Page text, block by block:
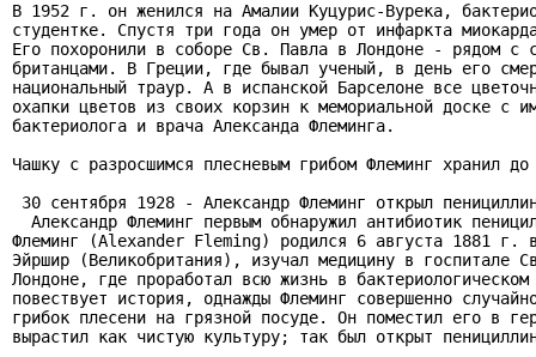
В 1952 г. он женился на Амалии Куцурис-Вурека,
студентке. Спустя три года он умер от инфаркта
Его похоронили в соборе Св. Павла в Лондоне - рядом с
британцами. В Греции, где бывал ученый, в день его
национальный траур. А в испанской Барселоне все
охапки цветов из своих корзин к мемориальной доске с
бактериолога и врача Александа Флеминга.
Чашку с разросшимся плесневым грибом Флеминг хранил
30 сентября 1928 - Александр Флеминг открыл
Александр Флеминг первым обнаружил антибиотик
Флеминг (Alexander Fleming) родился 6 августа 1881 г.
Эйршир (Великобритания), изучал медицину в госпитале
Лондоне, где проработал всю жизнь в
повествует история, однажды Флеминг совершенно
грибок плесени на грязной посуде. Он поместил его в
вырастил как чистую культуру; так был открыт